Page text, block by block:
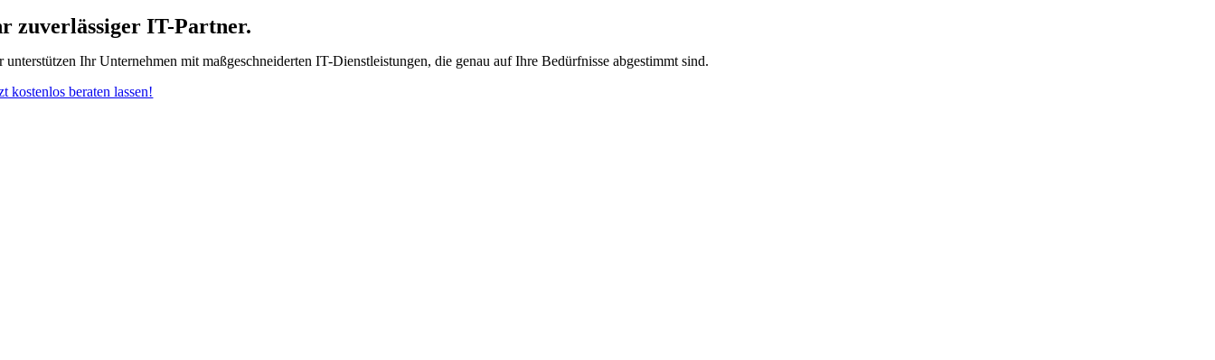
zuverlässiger IT-Partner.
unterstützen Ihr Unternehmen mit maßgeschneiderten IT-Dienstleistungen, die genau auf Ihre Bedürfnisse abgestimmt sind.
kostenlos beraten lassen!